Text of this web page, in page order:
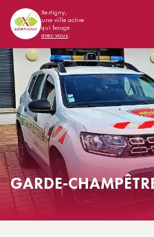
Xertigny,
une ville active
qui bouge
avec vous.
GARDE-